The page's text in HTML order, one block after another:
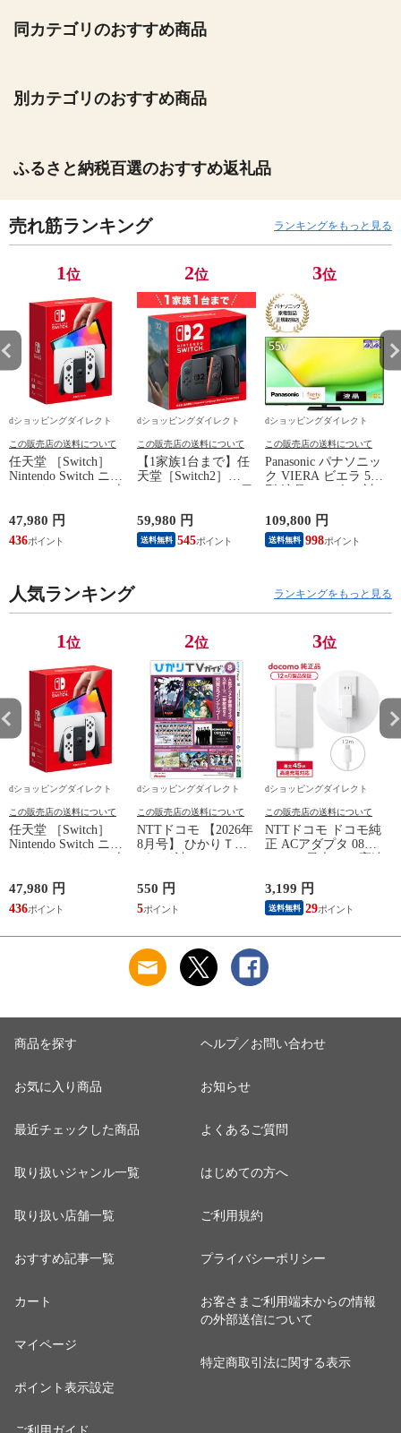
同カテゴリのおすすめ商品
別カテゴリのおすすめ商品
ふるさと納税百選のおすすめ返礼品
売れ筋ランキング ランキングをもっと見る
1位
dショッピングダイレクト
この販売店の送料について
任天堂 ［Switch］
Nintendo Switch ニン
Joy-Con(L)/(R)ホワイ
ト NSW ホンタイ
【送料550円対象品】
47,980 円
436
2位
dショッピングダイレクト
この販売店の送料について
【1家族1台まで】任
天堂［Switch2］
体 BEE-S-KB6CA
59,980 円
送料無料 545
3位
dショッピングダイレクト
この販売店の送料について
Panasonic パナソニッ
ク VIERA ビエラ 55
Youtube Netflix 【配
送のみ 設置なし 軒
先渡し】 ［正規取扱
109,800 円
送料無料 998
人気ランキング ランキングをもっと見る
1位
dショッピングダイレクト
この販売店の送料について
任天堂 ［Switch］
Nintendo Switch ニン
Joy-Con(L)/(R)ホワイ
ト NSW ホンタイ
【送料550円対象品】
47,980 円
436
2位
dショッピングダイレクト
この販売店の送料について
NTTドコモ 【2026年
8月号】 ひかりＴＶ
550 円
5
3位
dショッピングダイレクト
この販売店の送料について
NTTドコモ ドコモ純
正 ACアダプタ 08
iPhone Android
Nintendo Switch スイ
ッチ対応 AMD39027
3,199 円
送料無料 29
商品を探す
お気に入り商品
最近チェックした商品
取り扱いジャンル一覧
取り扱い店舗一覧
おすすめ記事一覧
カート
マイページ
ポイント表示設定
ヘルプ／お問い合わせ
お知らせ
よくあるご質問
はじめての方へ
ご利用規約
プライバシーポリシー
お客さまご利用端末からの情報
の外部送信について
特定商取引法に関する表示